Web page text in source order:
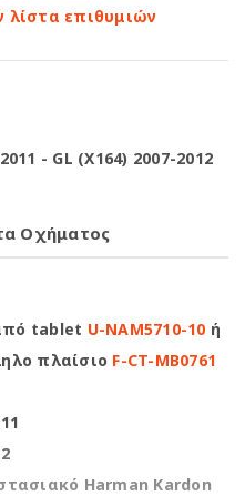
λίστα επιθυμιών
- GL (X164) 2007-2012
Οχήματος
tablet U-NAM5710-10 ή
πλαίσιο F-CT-MB0761
Harman Kardon